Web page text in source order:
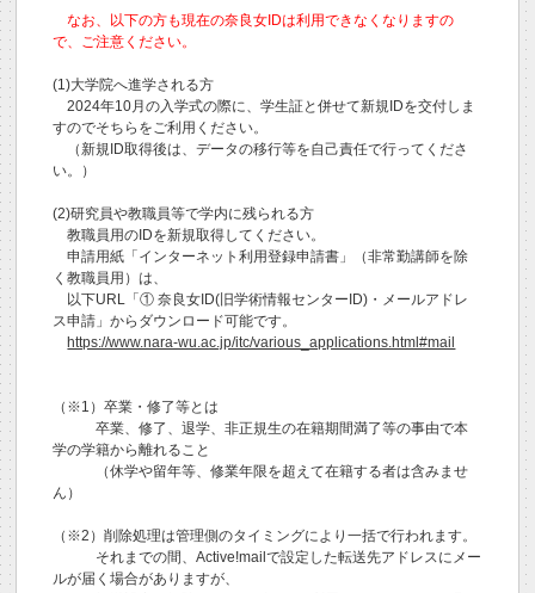
なお、以下の方も現在の奈良女IDは利用できなくなりますの
で、ご注意ください。
(1)大学院へ進学される方
2024年10月の入学式の際に、学生証と併せて新規IDを交付しま
すのでそちらをご利用ください。
（新規ID取得後は、データの移行等を自己責任で行ってくださ
い。）
(2)研究員や教職員等で学内に残られる方
教職員用のIDを新規取得してください。
申請用紙「インターネット利用登録申請書」（非常勤講師を除
く教職員用）は、
以下URL「① 奈良女ID(旧学術情報センターID)・メールアドレ
ス申請」からダウンロード可能です。
https://www.nara-wu.ac.jp/itc/various_applications.html#mail
（※1）卒業・修了等とは
卒業、修了、退学、非正規生の在籍期間満了等の事由で本
学の学籍から離れること
（休学や留年等、修業年限を超えて在籍する者は含みませ
ん）
（※2）削除処理は管理側のタイミングにより一括で行われます。
それまでの間、Active!mailで設定した転送先アドレスにメー
ルが届く場合がありますが、